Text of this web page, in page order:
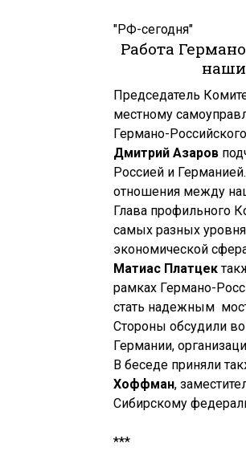
"РФ-сегодня"
Работа
Председатель
местному
Германо-
Дмитрий Азаров
Россией и
отношения между
Глава профильного
самых разных
экономической
Матиас Платцек
рамках Германо-
стать надежным
Стороны обсудили
Германии,
В беседе приняли
Хоффман,
Сибирскому
***